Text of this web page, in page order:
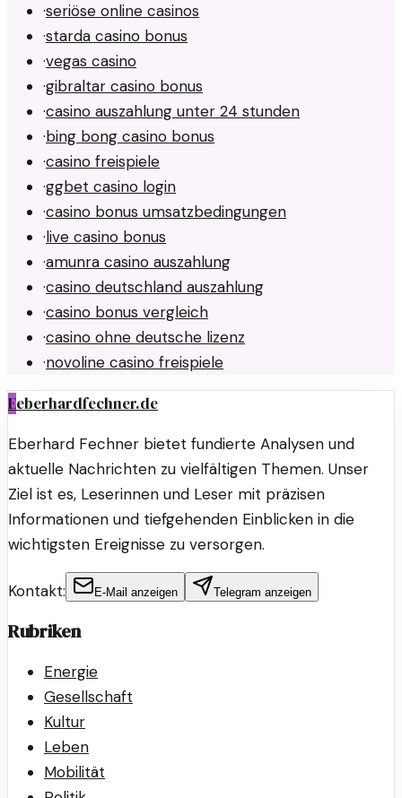
·seriöse online casinos
·starda casino bonus
·vegas casino
·gibraltar casino bonus
·casino auszahlung unter 24 stunden
·bing bong casino bonus
·casino freispiele
·ggbet casino login
·casino bonus umsatzbedingungen
·live casino bonus
·amunra casino auszahlung
·casino deutschland auszahlung
·casino bonus vergleich
·casino ohne deutsche lizenz
·novoline casino freispiele
Eeberhardfechner.de
Eberhard Fechner bietet fundierte Analysen und
aktuelle Nachrichten zu vielfältigen Themen. Unser
Ziel ist es, Leserinnen und Leser mit präzisen
Informationen und tiefgehenden Einblicken in die
wichtigsten Ereignisse zu versorgen.
Kontakt: E-Mail anzeigen Telegram anzeigen
Rubriken
Energie
Gesellschaft
Kultur
Leben
Mobilität